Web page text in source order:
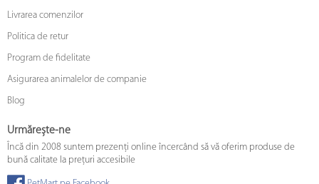
Livrarea comenzilor
Politica de retur
Program de fidelitate
Asigurarea animalelor de companie
Blog
Urmărește-ne
Încă din 2008 suntem prezenți online încercând să vă oferim produse de
bună calitate la prețuri accesibile